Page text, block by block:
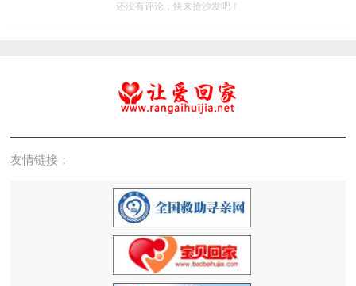
还没有评论，快来抢沙发吧！
友情链接：